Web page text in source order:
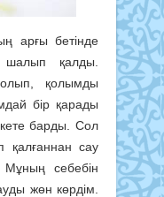
арғы бетінде
шалып қалды.
қолымды
бір қарады
барды. Сол
қалғаннан сау
себебін
жөн көрдім.